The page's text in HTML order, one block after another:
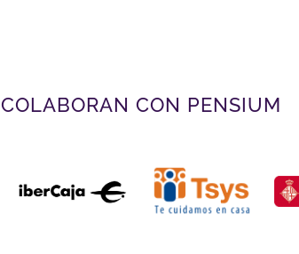
COLABORAN CON PENSIUM